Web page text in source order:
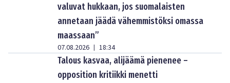
valuvat hukkaan, jos suomalaisten
annetaan jäädä vähemmistöksi omassa
maassaan”
07.08.2026 | 18:34
Talous kasvaa, alijäämä pienenee –
opposition kritiikki menetti